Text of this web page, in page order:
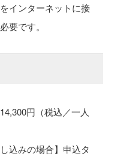
インターネットに接
要です。
円（税込／一人
込みの場合】申込タ